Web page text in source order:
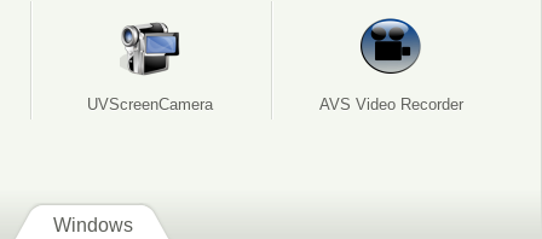
UVScreenCamera AVS Video Recorder
Windows